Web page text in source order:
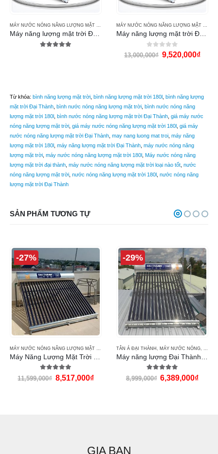
,MÁY ĐẠI THÀNH F58 CLASSIC
,MÁY ĐẠI THÀNH F58 VIGO
0out of 5
13,000,000₫ 9,520,000₫
Từ khóa: bình năng lượng mặt trời bình năng lượng mặt trời 180l bình năng lượng
mặt trời Đại Thành bình nước nóng năng lượng mặt trời bình nước nóng năng
lượng mặt trời 180l bình nước nóng năng lượng mặt trời Đại Thành giá máy nước
nóng năng lượng mặt trời giá máy nước nóng năng lượng mặt trời 180l giá máy
nước nóng năng lượng mặt trời Đại Thành may nang luong mat troi máy năng
lượng mặt trời 180l máy năng lượng mặt trời Đại Thành máy nước nóng năng
lượng mặt trời máy nước nóng năng lượng mặt trời 180l Máy nước nóng năng
lượng mặt trời đại thành máy nước nóng năng lượng mặt trời loại nào tốt nước
nóng năng lượng mặt trời nước nóng năng lượng mặt trời 180l nước nóng năng
lượng mặt trời Đại Thành
SẢN PHẨM TƯƠNG TỰ
-27%
, MÁY ĐẠI THÀNH F58 CLASSIC
5.00 out of 5
11,599,000₫ 8,517,000₫
-29%
TÂN Á ĐẠI THÀNH MÁY NƯỚC NÓNG
4.92 out of 5
8,999,000₫ 6,389,000₫
GIA BAN